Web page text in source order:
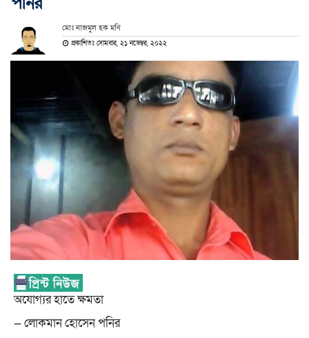
মোঃ নাজমুল হক মণি
প্রকাশিতঃ সোমবার, ২১ নভেম্বর, ২০২২
অযোগ্যর হাতে ক্ষমতা
— লোকমান হোসেন পনির